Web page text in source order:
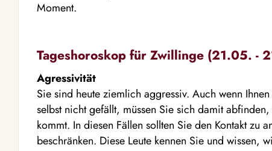
Moment.
Tageshoroskop für Zwillinge (21.05. -
Agressivität
Sie sind heute ziemlich aggressiv. Auch wenn
selbst nicht gefällt, müssen Sie sich damit
kommt. In diesen Fällen sollten Sie den Kontakt zu
beschränken. Diese Leute kennen Sie und wissen,